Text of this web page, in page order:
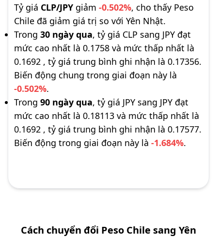
Tỷ giá CLP/JPY giảm -0.502%, cho thấy Peso
Chile đã giảm giá trị so với Yên Nhật.
Trong 30 ngày qua, tỷ giá CLP sang JPY đạt
mức cao nhất là 0.1758 và mức thấp nhất là
0.1692 , tỷ giá trung bình ghi nhận là 0.17356.
Biến động chung trong giai đoạn này là
-0.502%.
Trong 90 ngày qua, tỷ giá JPY sang JPY đạt
mức cao nhất là 0.18113 và mức thấp nhất là
0.1692 , tỷ giá trung bình ghi nhận là 0.17577.
Biến động trong giai đoạn này là -1.684%.
Cách chuyển đổi Peso Chile sang Yên